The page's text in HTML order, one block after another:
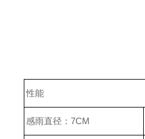
性能
感雨直径：7CM